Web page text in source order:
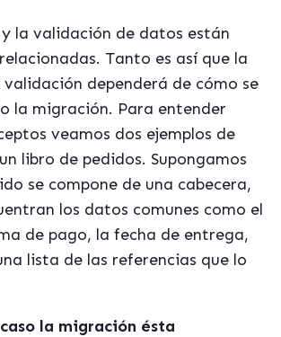
la validación de datos están
Tanto es así que la
dependerá de cómo se
la migración. Para entender
veamos dos ejemplos de
libro de pedidos. Supongamos
se compone de una cabecera,
los datos comunes como el
de pago, la fecha de entrega,
lista de las referencias que lo
la migración ésta